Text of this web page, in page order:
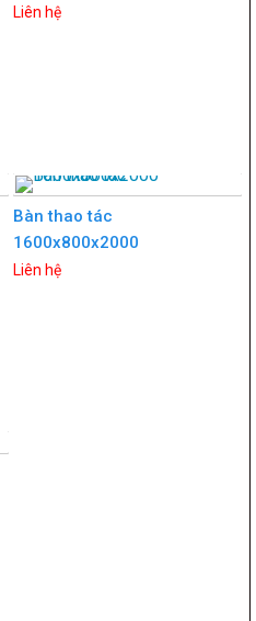
Liên hệ
Bàn thao tác
1600x800x2000
Liên hệ